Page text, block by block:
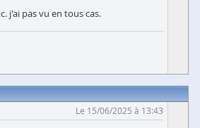
j'ai pas vu en tous cas.
Le 15/06/2025 à 13:43